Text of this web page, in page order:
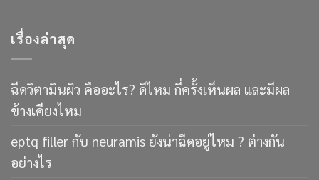
เรื่องล่าสุด
ฉีดวิตามินผิว คืออะไร? ดีไหม กี่ครั้งเห็นผล และมีผล
ข้างเคียงไหม
eptq filler กับ neuramis ยังน่าฉีดอยู่ไหม ? ต่างกัน
อย่างไร